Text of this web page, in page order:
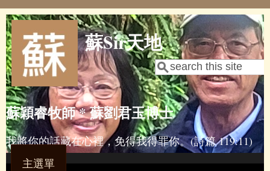
Skip to main content
蘇Sir天地
Search form
Search
蘇穎睿牧師 * 蘇劉君玉博士
我將你的話藏在心裡，免得我得罪你。(詩篇 119:11)
主選單